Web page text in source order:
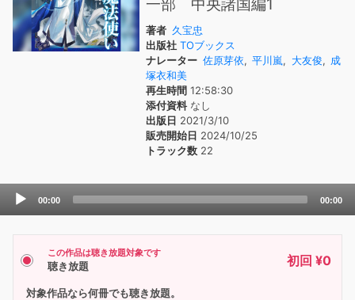
一部 中央諸国編1
著者 久宝忠
出版社 TOブックス
ナレーター 佐原芽依, 平川嵐, 大友俊, 成
塚衣和美
再生時間 12:58:30
添付資料なし
出版日 2021/3/10
販売開始日 2024/10/25
トラック数 22
Audio
00:00 00:00
この作品は聴き放題対象です
聴き放題 初回 ¥0
対象作品なら何冊でも聴き放題。